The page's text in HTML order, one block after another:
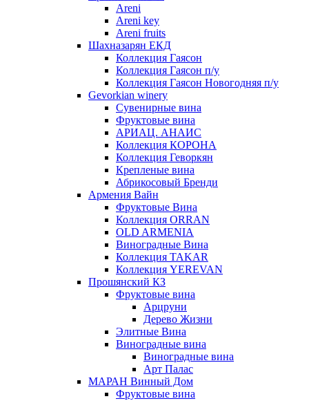
Areni
Areni key
Areni fruits
Шахназарян ЕКД
Коллекция Гаясон
Коллекция Гаясон п/у
Коллекция Гаясон Новогодняя п/у
Gevorkian winery
Сувенирные вина
Фруктовые вина
АРИАЦ. АНАИС
Коллекция КОРОНА
Коллекция Геворкян
Крепленые вина
Абрикосовый Бренди
Армения Вайн
Фруктовые Вина
Коллекция ORRAN
OLD ARMENIA
Виноградные Вина
Коллекция TAKAR
Коллекция YEREVAN
Прошянский КЗ
Фруктовые вина
Арцруни
Дерево Жизни
Элитные Вина
Виноградные вина
Виноградные вина
Арт Палас
МАРАН Винный Дом
Фруктовые вина